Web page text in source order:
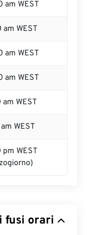
am WEST
am WEST
am WEST
am WEST
am WEST
WEST
pm WEST
fusi orari